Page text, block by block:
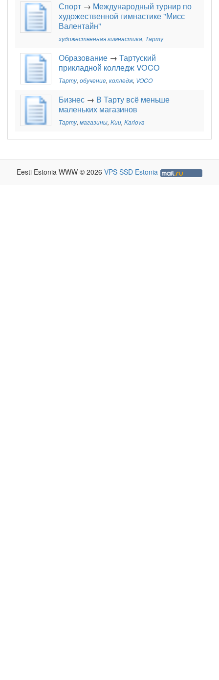
Спорт → Международный турнир по
художественной гимнастике "Мисс
Валентайн"
художественная гимнастика, Тарту
Образование → Тартуский
прикладной колледж VOCO
Тарту, обучение, колледж, VOCO
Бизнес → В Тарту всё меньше
маленьких магазинов
Тарту, магазины, Kuu, Karlova
Eesti Estonia WWW © 2026 VPS SSD Estonia